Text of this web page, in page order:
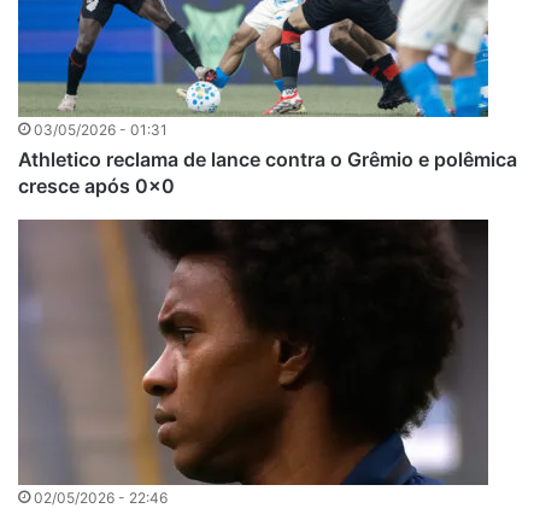
03/05/2026 - 01:31
Athletico reclama de lance contra o Grêmio e polêmica
cresce após 0x0
02/05/2026 - 22:46